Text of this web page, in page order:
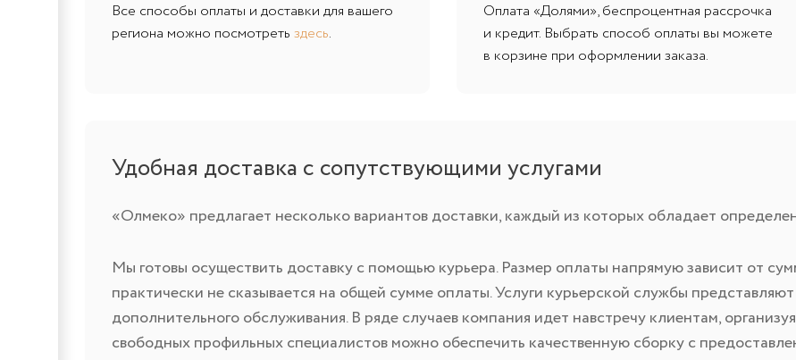
Все способы оплаты и доставки для вашего
региона можно посмотреть здесь.
Оплата «Долями», беспроцентная рассрочка
и кредит. Выбрать способ оплаты вы можете
в корзине при оформлении заказа.
Удобная доставка с сопутствующими услугами
«Олмеко» предлагает несколько вариантов доставки, каждый из которых обладает
Мы готовы осуществить доставку с помощью курьера. Размер оплаты напрямую зависит от
практически не сказывается на общей сумме оплаты. Услуги курьерской службы
дополнительного обслуживания. В ряде случаев компания идет навстречу клиентам,
свободных профильных специалистов можно обеспечить качественную сборку с